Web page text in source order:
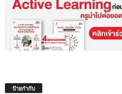
ป้ายกำกับ